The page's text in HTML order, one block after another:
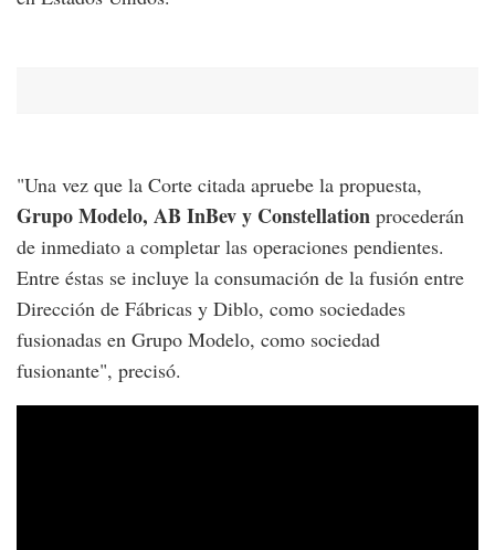
"Una vez que la Corte citada apruebe la propuesta,
Grupo Modelo, AB InBev y Constellation procederán
de inmediato a completar las operaciones pendientes.
Entre éstas se incluye la consumación de la fusión entre
Dirección de Fábricas y Diblo, como sociedades
fusionadas en Grupo Modelo, como sociedad
fusionante", precisó.